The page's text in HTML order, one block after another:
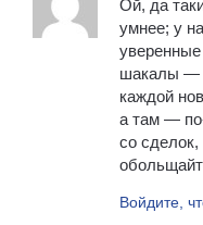
Ой, да
умнее; у
шакалы —
каждой
а там —
со
Войдите,